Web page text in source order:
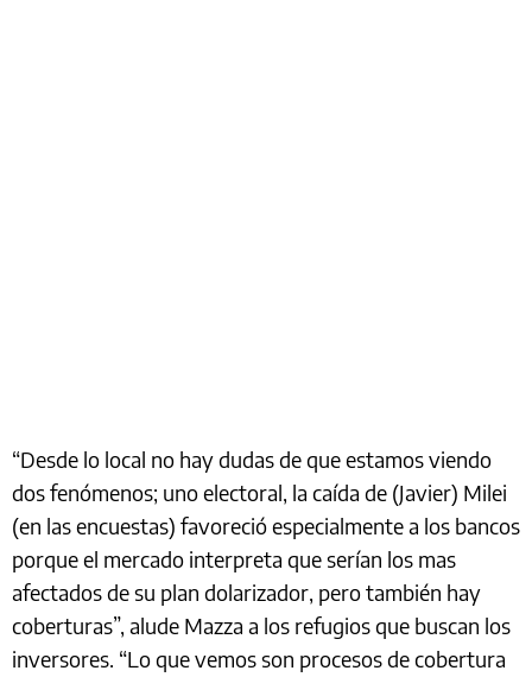
“Desde lo local no hay dudas de que estamos viendo
dos fenómenos; uno electoral, la caída de (Javier) Milei
(en las encuestas) favoreció especialmente a los bancos
porque el mercado interpreta que serían los mas
afectados de su plan dolarizador, pero también hay
coberturas”, alude Mazza a los refugios que buscan los
inversores. “Lo que vemos son procesos de cobertura